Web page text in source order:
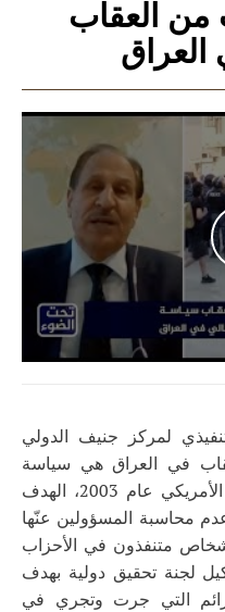
من العقاب
WATCH THE
لمركز جنيف الدولي
في العراق هي سياسة
ممنهجة سادت العراق منذ الغزو الأمريكي عام 2003، الهدف
محاسبة المسؤولين عنّها
متنفذون في الأحزاب
لجنة تحقيق دولية بهدف
التي جرت وتجري في